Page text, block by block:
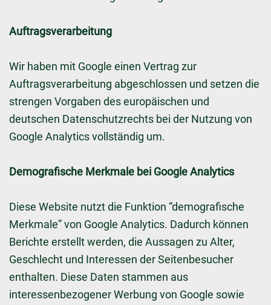
Auftragsverarbeitung
Wir haben mit Google einen Vertrag zur
Auftragsverarbeitung abgeschlossen und setzen die
strengen Vorgaben des europäischen und
deutschen Datenschutzrechts bei der Nutzung von
Google Analytics vollständig um.
Demografische Merkmale bei Google Analytics
Diese Website nutzt die Funktion “demografische
Merkmale” von Google Analytics. Dadurch können
Berichte erstellt werden, die Aussagen zu Alter,
Geschlecht und Interessen der Seitenbesucher
enthalten. Diese Daten stammen aus
interessenbezogener Werbung von Google sowie